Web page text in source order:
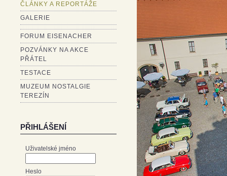
ČLÁNKY A REPORTÁŽE
GALERIE
FORUM EISENACHER
POZVÁNKY NA AKCE
PŘÁTEL
TESTACE
MUZEUM NOSTALGIE
TEREZÍN
PŘIHLÁŠENÍ
Uživatelské jméno
Heslo